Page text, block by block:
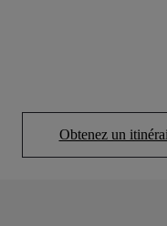
Obtenez un